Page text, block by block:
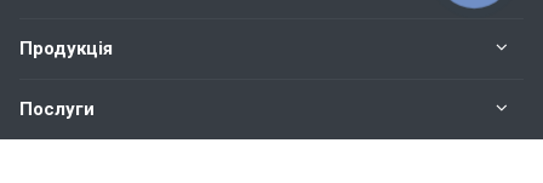
Продукція
Послуги